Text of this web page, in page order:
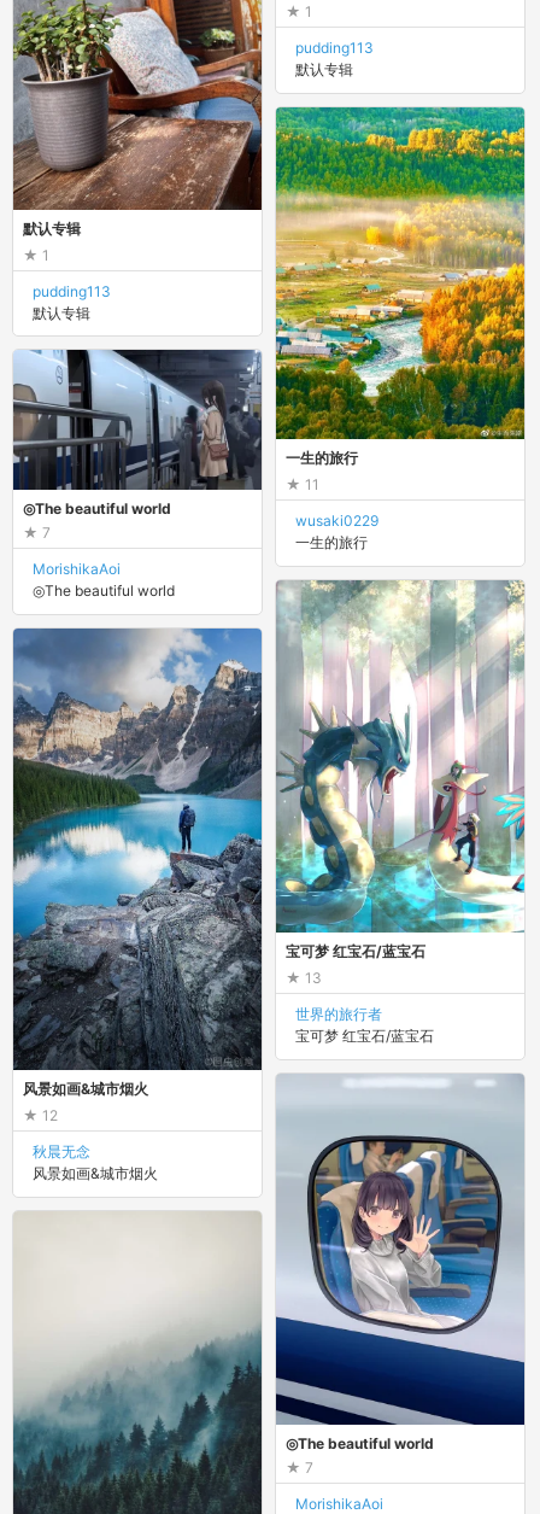
默认专辑
1
pudding113
默认专辑
一生的旅行
11
wusaki0229
一生的旅行
◎The beautiful world
7
MorishikaAoi
◎The beautiful world
◎The beautiful world
7
MorishikaAoi
宝可梦 红宝石/蓝宝石
13
世界的旅行者
宝可梦 红宝石/蓝宝石
风景如画&城市烟火
12
秋晨无念
风景如画&城市烟火
1
pudding113
默认专辑